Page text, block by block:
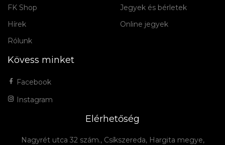
FK Shop
Hírek
Rólunk
Jegyek és bérletek
Online jegyek
Kövess minket
Facebook
Instagram
Elérhetőség
Nagyrét utca 32 szám., Csíkszereda, Hargita megye,